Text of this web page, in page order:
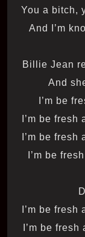
You a bitch,
And I’m
Billie Jean
And
I’m be
I’m be
I’m be
I’m be
I’m be
I’m be